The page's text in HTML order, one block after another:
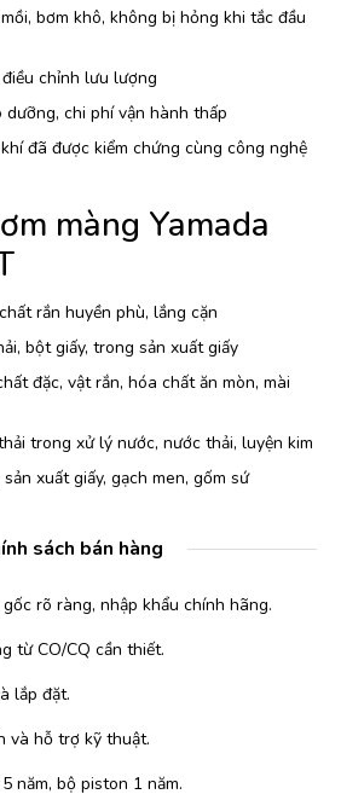
bơm khô, không bị hỏng khi tắc đầu
chỉnh lưu lượng
dưỡng, chi phí vận hành thấp
đã được kiểm chứng cùng công nghệ
màng Yamada
rắn huyền phù, lắng cặn
bột giấy, trong sản xuất giấy
đặc, vật rắn, hóa chất ăn mòn, mài
trong xử lý nước, nước thải, luyện kim
xuất giấy, gạch men, gốm sứ
sách bán hàng
rõ ràng, nhập khẩu chính hãng.
từ CO/CQ cần thiết.
lắp đặt.
và hỗ trợ kỹ thuật.
năm, bộ piston 1 năm.